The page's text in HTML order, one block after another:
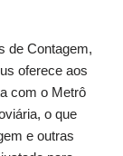
de Contagem,
oferece aos
com o Metrô
o que
e outras